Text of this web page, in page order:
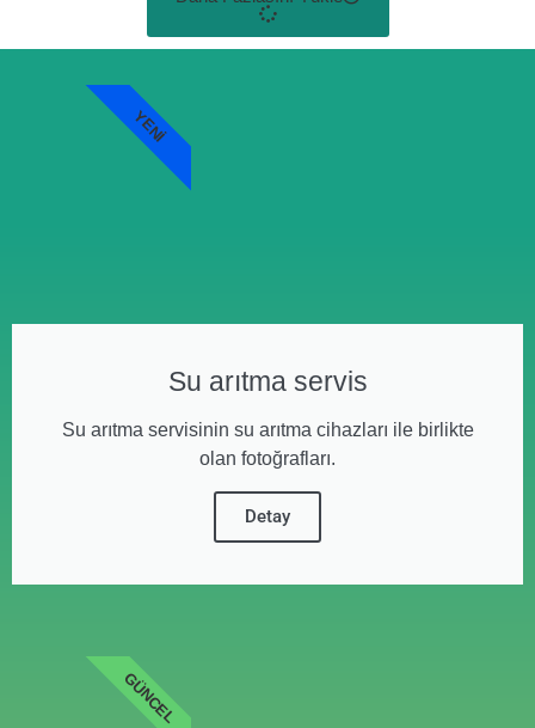
Su arıtma servis
Su arıtma servisinin su arıtma cihazları ile birlikte
olan fotoğrafları.
Detay
YENI
GÜNCEL